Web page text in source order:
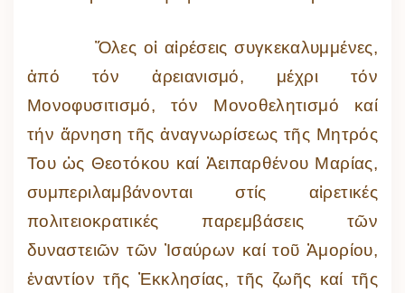
Ὅλες οἱ αἱρέσεις συγκεκαλυμμένες,
ἀπό τόν ἀρειανισμό, μέχρι τόν
Μονοφυσιτισμό, τόν Μονοθελητισμό καί
τήν ἄρνηση τῆς ἀναγνωρίσεως τῆς Μητρός
Του ὡς Θεοτόκου καί Ἀειπαρθένου Μαρίας,
συμπεριλαμβάνονται στίς αἱρετικές
πολιτειοκρατικές παρεμβάσεις τῶν
δυναστειῶν τῶν Ἰσαύρων καί τοῦ Ἀμορίου,
ἐναντίον τῆς Ἐκκλησίας, τῆς ζωῆς καί τῆς